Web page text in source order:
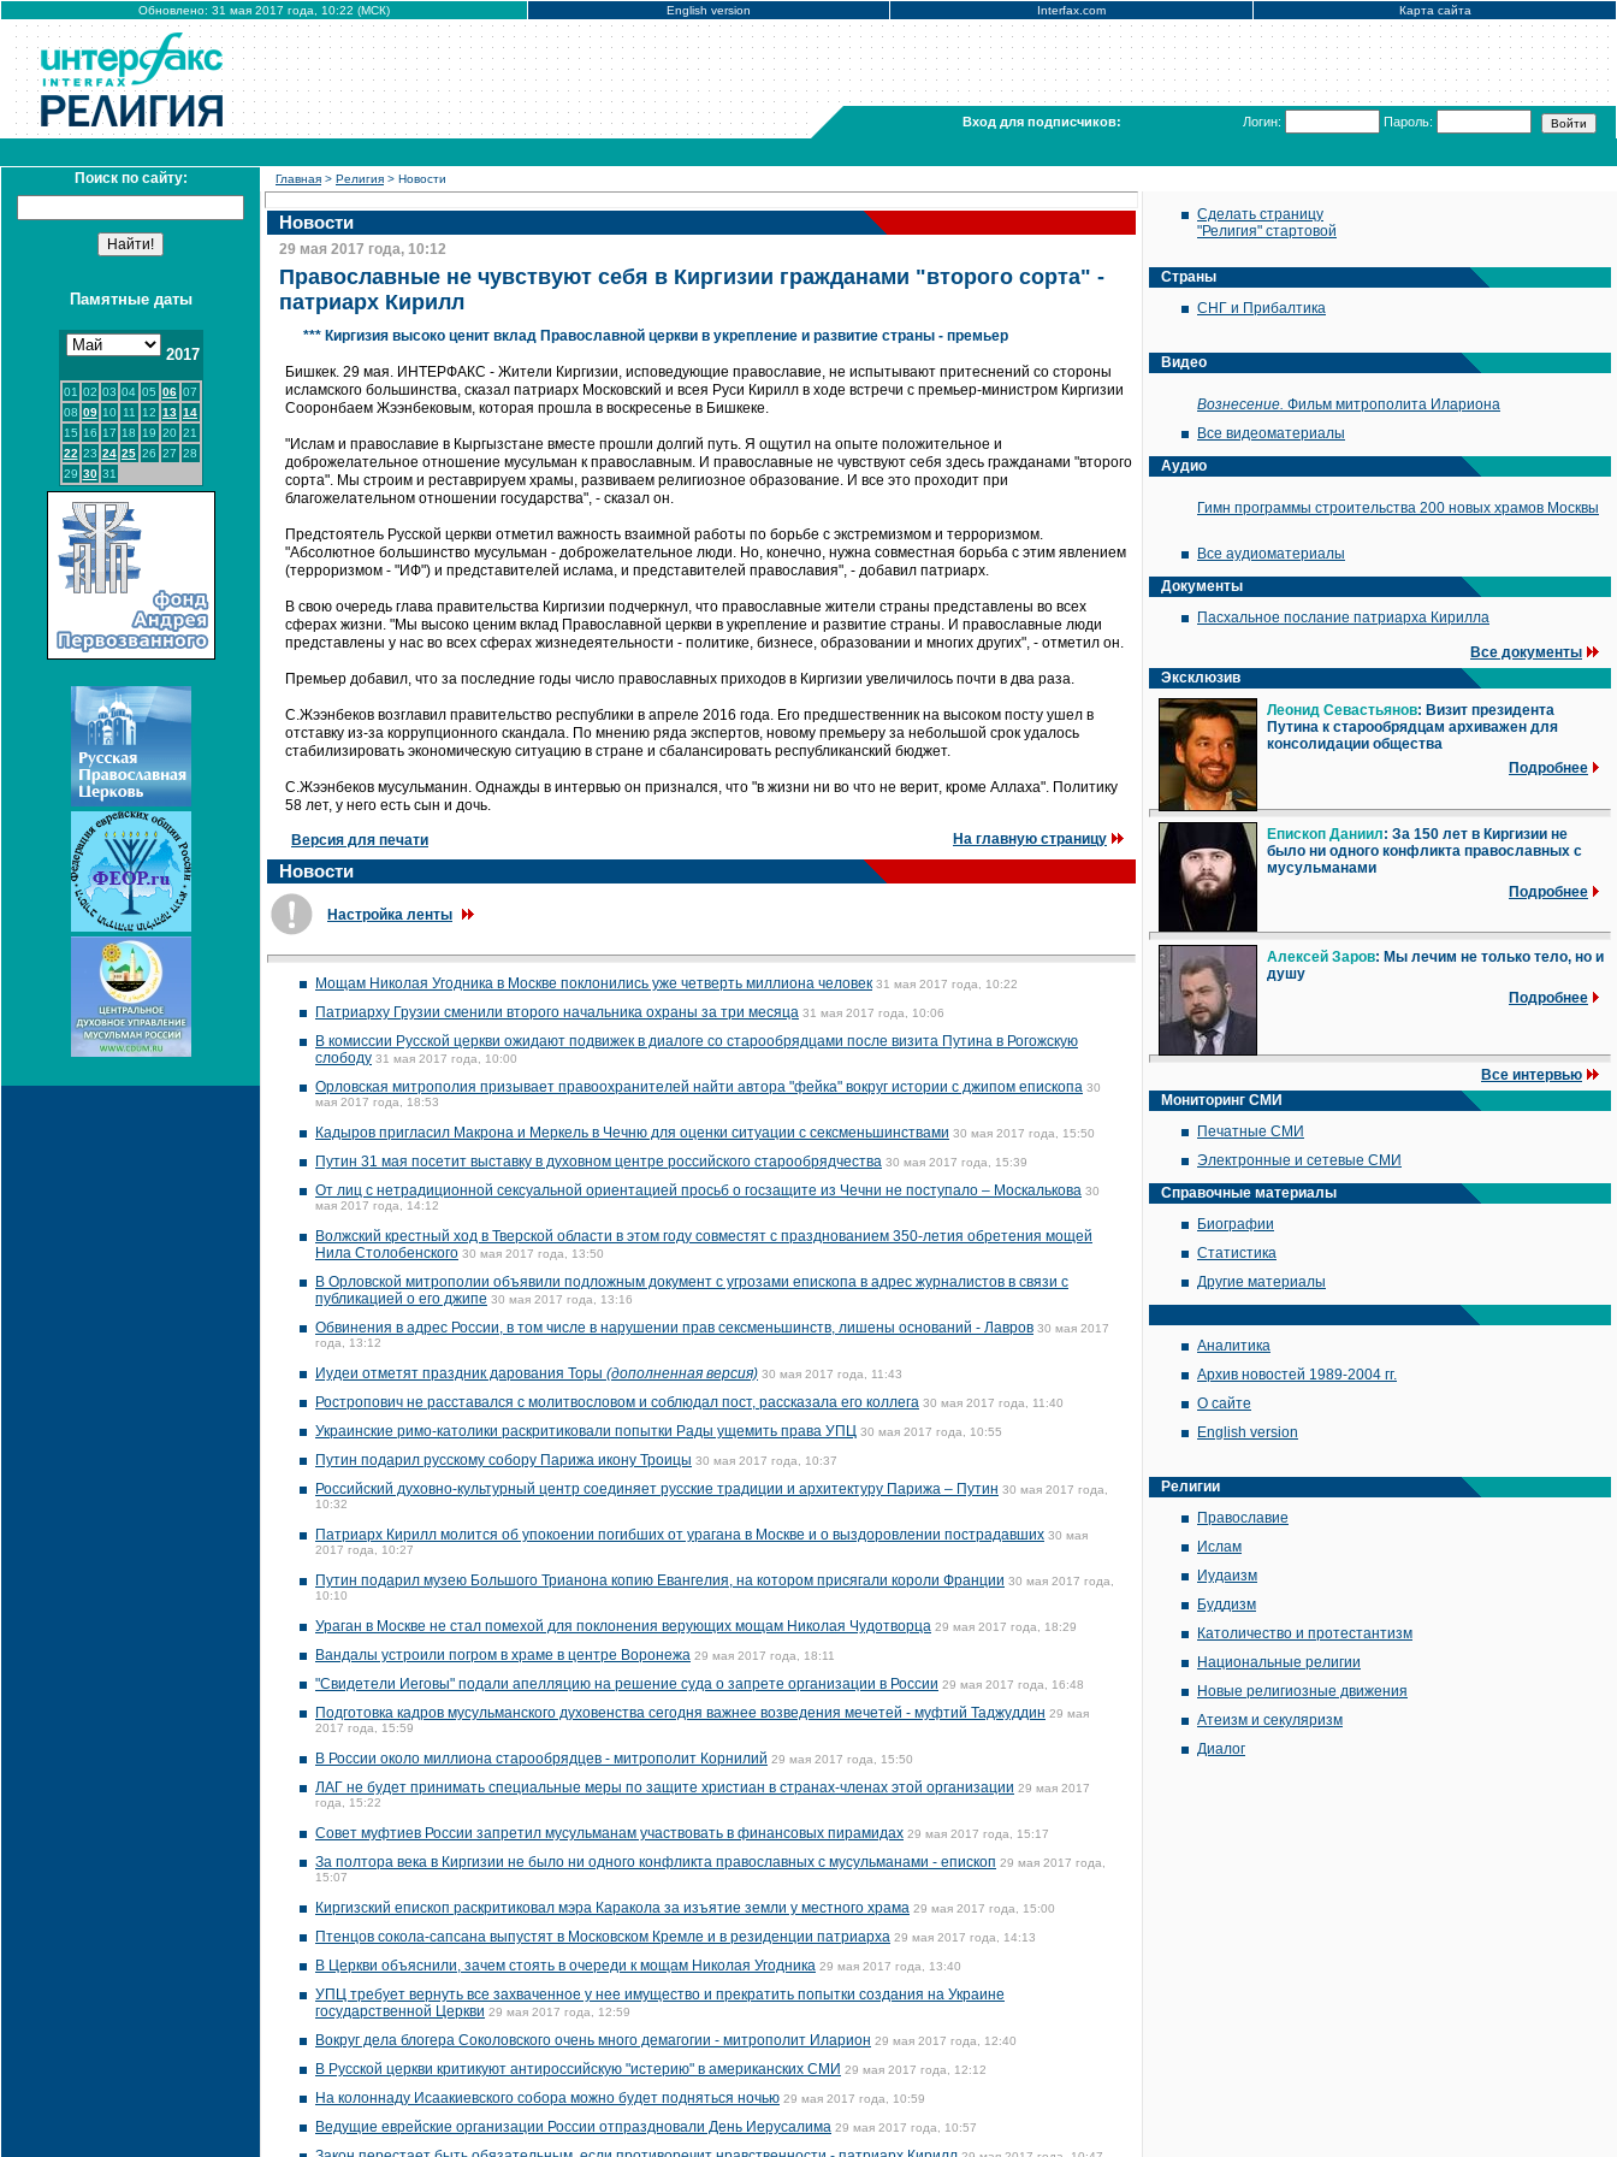
Обновлено: 31 мая 2017 года, 10:22 (МСК) English version Interfax.com Карта сайта
Вход для подписчиков: Логин: Пароль:
Поиск по сайту:
Памятные даты
2017
01 02 03 04 05 06 07
08 09 10 11 12 13 14
15 16 17 18 19 20 21
22 23 24 25 26 27 28
29 30 31
Главная > Религия > Новости
Новости
29 мая 2017 года, 10:12
Православные не чувствуют себя в Киргизии гражданами "второго сорта" -
патриарх Кирилл
*** Киргизия высоко ценит вклад Православной церкви в укрепление и развитие страны - премьер
Бишкек. 29 мая. ИНТЕРФАКС - Жители Киргизии, исповедующие православие, не испытывают притеснений со стороны
исламского большинства, сказал патриарх Московский и всея Руси Кирилл в ходе встречи с премьер-министром Киргизии
Сооронбаем Жээнбековым, которая прошла в воскресенье в Бишкеке.
"Ислам и православие в Кыргызстане вместе прошли долгий путь. Я ощутил на опыте положительное и
доброжелательное отношение мусульман к православным. И православные не чувствуют себя здесь гражданами "второго
сорта". Мы строим и реставрируем храмы, развиваем религиозное образование. И все это проходит при
благожелательном отношении государства", - сказал он.
Предстоятель Русской церкви отметил важность взаимной работы по борьбе с экстремизмом и терроризмом.
"Абсолютное большинство мусульман - доброжелательное люди. Но, конечно, нужна совместная борьба с этим явлением
(терроризмом - "ИФ") и представителей ислама, и представителей православия", - добавил патриарх.
В свою очередь глава правительства Киргизии подчеркнул, что православные жители страны представлены во всех
сферах жизни. "Мы высоко ценим вклад Православной церкви в укрепление и развитие страны. И православные люди
представлены у нас во всех сферах жизнедеятельности - политике, бизнесе, образовании и многих других", - отметил он.
Премьер добавил, что за последние годы число православных приходов в Киргизии увеличилось почти в два раза.
С.Жээнбеков возглавил правительство республики в апреле 2016 года. Его предшественник на высоком посту ушел в
отставку из-за коррупционного скандала. По мнению ряда экспертов, новому премьеру за небольшой срок удалось
стабилизировать экономическую ситуацию в стране и сбалансировать республиканский бюджет.
С.Жээнбеков мусульманин. Однажды в интервью он признался, что "в жизни ни во что не верит, кроме Аллаха". Политику
58 лет, у него есть сын и дочь.
Версия для печати На главную страницу
Новости
Настройка ленты
Мощам Николая Угодника в Москве поклонились уже четверть миллиона человек 31 мая 2017 года, 10:22
Патриарху Грузии сменили второго начальника охраны за три месяца 31 мая 2017 года, 10:06
В комиссии Русской церкви ожидают подвижек в диалоге со старообрядцами после визита Путина в Рогожскую
слободу 31 мая 2017 года, 10:00
Орловская митрополия призывает правоохранителей найти автора "фейка" вокруг истории с джипом епископа 30
мая 2017 года, 18:53
Кадыров пригласил Макрона и Меркель в Чечню для оценки ситуации с сексменьшинствами 30 мая 2017 года, 15:50
Путин 31 мая посетит выставку в духовном центре российского старообрядчества 30 мая 2017 года, 15:39
От лиц с нетрадиционной сексуальной ориентацией просьб о госзащите из Чечни не поступало – Москалькова 30
мая 2017 года, 14:12
Волжский крестный ход в Тверской области в этом году совместят с празднованием 350-летия обретения мощей
Нила Столобенского 30 мая 2017 года, 13:50
В Орловской митрополии объявили подложным документ с угрозами епископа в адрес журналистов в связи с
публикацией о его джипе 30 мая 2017 года, 13:16
Обвинения в адрес России, в том числе в нарушении прав сексменьшинств, лишены оснований - Лавров 30 мая 2017
года, 13:12
Иудеи отметят праздник дарования Торы (дополненная версия) 30 мая 2017 года, 11:43
Ростропович не расставался с молитвословом и соблюдал пост, рассказала его коллега 30 мая 2017 года, 11:40
Украинские римо-католики раскритиковали попытки Рады ущемить права УПЦ 30 мая 2017 года, 10:55
Путин подарил русскому собору Парижа икону Троицы 30 мая 2017 года, 10:37
Российский духовно-культурный центр соединяет русские традиции и архитектуру Парижа – Путин 30 мая 2017 года,
10:32
Патриарх Кирилл молится об упокоении погибших от урагана в Москве и о выздоровлении пострадавших 30 мая
2017 года, 10:27
Путин подарил музею Большого Трианона копию Евангелия, на котором присягали короли Франции 30 мая 2017 года,
10:10
Ураган в Москве не стал помехой для поклонения верующих мощам Николая Чудотворца 29 мая 2017 года, 18:29
Вандалы устроили погром в храме в центре Воронежа 29 мая 2017 года, 18:11
"Свидетели Иеговы" подали апелляцию на решение суда о запрете организации в России 29 мая 2017 года, 16:48
Подготовка кадров мусульманского духовенства сегодня важнее возведения мечетей - муфтий Таджуддин 29 мая
2017 года, 15:59
В России около миллиона старообрядцев - митрополит Корнилий 29 мая 2017 года, 15:50
ЛАГ не будет принимать специальные меры по защите христиан в странах-членах этой организации 29 мая 2017
года, 15:22
Совет муфтиев России запретил мусульманам участвовать в финансовых пирамидах 29 мая 2017 года, 15:17
За полтора века в Киргизии не было ни одного конфликта православных с мусульманами - епископ 29 мая 2017 года,
15:07
Киргизский епископ раскритиковал мэра Каракола за изъятие земли у местного храма 29 мая 2017 года, 15:00
Птенцов сокола-сапсана выпустят в Московском Кремле и в резиденции патриарха 29 мая 2017 года, 14:13
В Церкви объяснили, зачем стоять в очереди к мощам Николая Угодника 29 мая 2017 года, 13:40
УПЦ требует вернуть все захваченное у нее имущество и прекратить попытки создания на Украине
государственной Церкви 29 мая 2017 года, 12:59
Вокруг дела блогера Соколовского очень много демагогии - митрополит Иларион 29 мая 2017 года, 12:40
В Русской церкви критикуют антироссийскую "истерию" в американских СМИ 29 мая 2017 года, 12:12
На колоннаду Исаакиевского собора можно будет подняться ночью 29 мая 2017 года, 10:59
Ведущие еврейские организации России отпраздновали День Иерусалима 29 мая 2017 года, 10:57
Сделать страницу
"Религия" стартовой
Страны
СНГ и Прибалтика
Видео
Вознесение. Фильм митрополита Илариона
Все видеоматериалы
Аудио
Гимн программы строительства 200 новых храмов Москвы
Все аудиоматериалы
Документы
Пасхальное послание патриарха Кирилла
Все документы
Эксклюзив
Леонид Севастьянов: Визит президента
Путина к старообрядцам архиважен для
консолидации общества
Подробнее
Епископ Даниил: За 150 лет в Киргизии не
было ни одного конфликта православных с
мусульманами
Подробнее
Алексей Заров: Мы лечим не только тело, но и
душу
Подробнее
Все интервью
Мониторинг СМИ
Печатные СМИ
Электронные и сетевые СМИ
Справочные материалы
Биографии
Статистика
Другие материалы
Аналитика
Архив новостей 1989-2004 гг.
О сайте
English version
Религии
Православие
Ислам
Иудаизм
Буддизм
Католичество и протестантизм
Национальные религии
Новые религиозные движения
Атеизм и секуляризм
Диалог